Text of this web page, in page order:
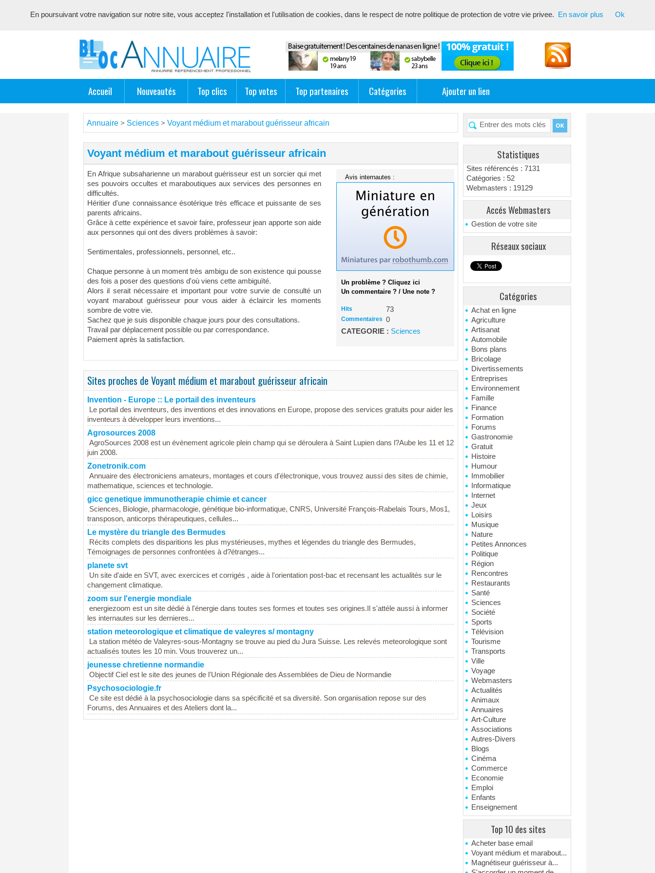
Annuaire référencement pour les webmasters, optimisé seo avec description unique de votre fiche pour proposer du contenu pertinent pour les moteurs de recherche ! Optimiser vos fiches
Accueil Nouveautés Top clics Top votes Top partenaires Catégories Ajouter un lien
Statistiques
Sites référencés : 7131
Catégories : 52
Webmasters : 19129
Accés Webmasters
Gestion de votre site
Réseaux sociaux
Catégories
Achat en ligne
Agriculture
Artisanat
Automobile
Bons plans
Bricolage
Divertissements
Entreprises
Environnement
Famille
Finance
Formation
Forums
Gastronomie
Gratuit
Histoire
Humour
Immobilier
Informatique
Internet
Jeux
Loisirs
Musique
Nature
Petites Annonces
Politique
Région
Rencontres
Restaurants
Santé
Sciences
Société
Sports
Télévision
Tourisme
Transports
Ville
Voyage
Webmasters
Actualités
Animaux
Annuaires
Art-Culture
Associations
Autres-Divers
Blogs
Cinéma
Commerce
Economie
Emploi
Enfants
Enseignement
Top 10 des sites
Acheter base email
Voyant médium et marabout...
Magnétiseur guérisseur à...
Annuaire > Sciences > Voyant médium et marabout guérisseur africain
Voyant médium et marabout guérisseur africain
En Afrique subsaharienne un marabout guérisseur est un sorcier qui met
ses pouvoirs occultes et maraboutiques aux services des personnes en
difficultés.
Héritier d'une connaissance ésotérique très efficace et puissante de ses
parents africains.
Grâce à cette expérience et savoir faire, professeur jean apporte son aide
aux personnes qui ont des divers problèmes à savoir:
Sentimentales, professionnels, personnel, etc..
Chaque personne à un moment très ambigu de son existence qui pousse
des fois a poser des questions d'où viens cette ambiguïté.
Alors il serait nécessaire et important pour votre survie de consulté un
voyant marabout guérisseur pour vous aider à éclaircir les moments
sombre de votre vie.
Sachez que je suis disponible chaque jours pour des consultations.
Travail par déplacement possible ou par correspondance.
Paiement après la satisfaction.
Avis internautes :
Un problème ? Cliquez ici
Un commentaire ? / Une note ?
Hits 73
Commentaires 0
CATEGORIE : Sciences
Sites proches de Voyant médium et marabout guérisseur africain
Invention - Europe :: Le portail des inventeurs
Le portail des inventeurs, des inventions et des innovations en Europe, propose des services gratuits pour aider les
inventeurs à développer leurs inventions...
Agrosources 2008
AgroSources 2008 est un évènement agricole plein champ qui se déroulera à Saint Lupien dans l?Aube les 11 et 12
juin 2008.
Zonetronik.com
Annuaire des électroniciens amateurs, montages et cours d'électronique, vous trouvez aussi des sites de chimie,
mathematique, sciences et technologie.
gicc genetique immunotherapie chimie et cancer
Sciences, Biologie, pharmacologie, génétique bio-informatique, CNRS, Université François-Rabelais Tours, Mos1,
transposon, anticorps thérapeutiques, cellules...
Le mystère du triangle des Bermudes
Récits complets des disparitions les plus mystérieuses, mythes et légendes du triangle des Bermudes,
Témoignages de personnes confrontées à d?étranges...
planete svt
Un site d'aide en SVT, avec exercices et corrigés , aide à l'orientation post-bac et recensant les actualités sur le
changement climatique.
zoom sur l'energie mondiale
energiezoom est un site dédié à l'énergie dans toutes ses formes et toutes ses origines.Il s'attéle aussi à informer
les internautes sur les dernieres...
station meteorologique et climatique de valeyres s/ montagny
La station météo de Valeyres-sous-Montagny se trouve au pied du Jura Suisse. Les relevés meteorologique sont
actualisés toutes les 10 min. Vous trouverez un...
jeunesse chretienne normandie
Objectif Ciel est le site des jeunes de l'Union Régionale des Assemblées de Dieu de Normandie
Psychosociologie.fr
Ce site est dédié à la psychosociologie dans sa spécificité et sa diversité. Son organisation repose sur des
Forums, des Annuaires et des Ateliers dont la...
En poursuivant votre navigation sur notre site, vous acceptez l'installation et l'utilisation de cookies, dans le respect de notre politique de protection de votre vie privee. En savoir plus Ok